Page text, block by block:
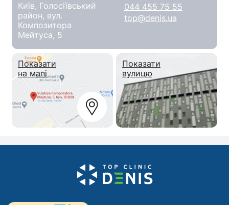
Київ, Голосіївський
район, вул.
Композитора
Мейтуса, 5
044 455 75 55
top@denis.ua
Показати
на мапі
Показати
вулицю